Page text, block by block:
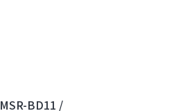
MSR-BD11 /